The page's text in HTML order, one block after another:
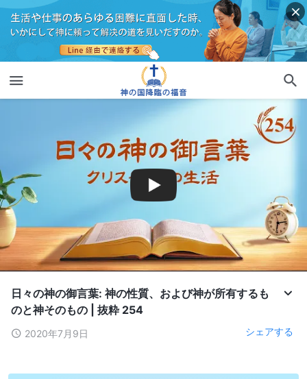
日々の神の御言葉: 神の性質、および神が所有するも
のと神そのもの | 抜粋 254
2020年7月9日 シェアする